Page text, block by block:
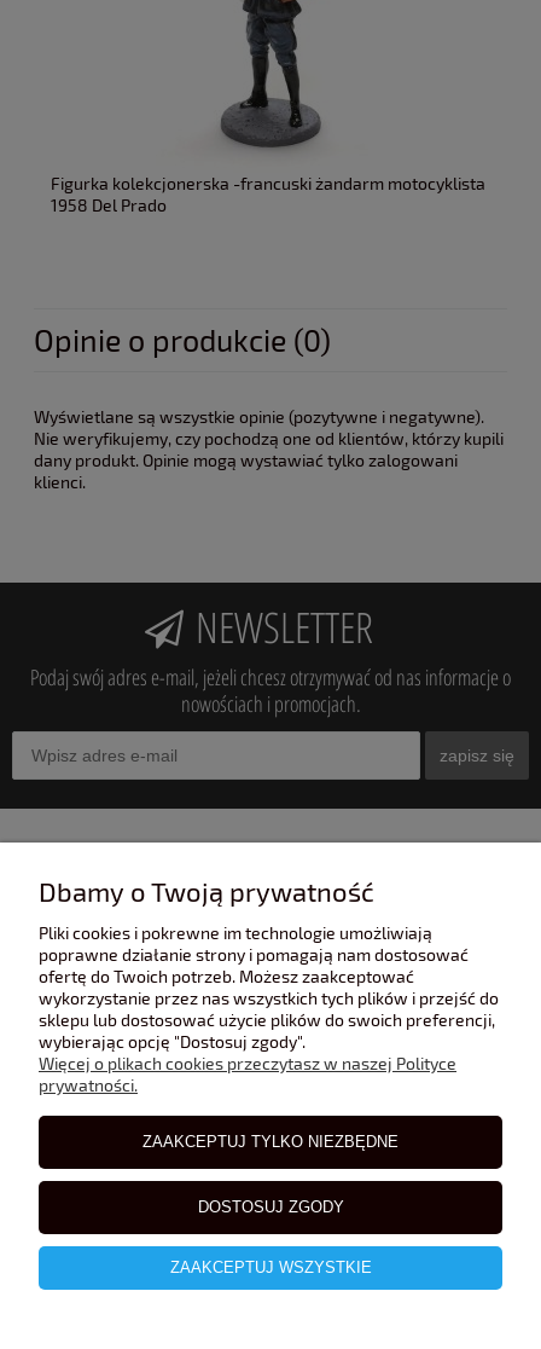
Figurka kolekcjonerska -francuski żandarm motocyklista
1958 Del Prado
Opinie o produkcie (0)
Wyświetlane są wszystkie opinie (pozytywne i negatywne).
Nie weryfikujemy, czy pochodzą one od klientów, którzy kupili
dany produkt. Opinie mogą wystawiać tylko zalogowani
klienci.
NEWSLETTER
Podaj swój adres e-mail, jeżeli chcesz otrzymywać od nas informacje o
nowościach i promocjach.
zapisz się
POMOC
POLECANE STRONY
BLOG
Dbamy o Twoją prywatność
Pliki cookies i pokrewne im technologie umożliwiają
poprawne działanie strony i pomagają nam dostosować
ofertę do Twoich potrzeb. Możesz zaakceptować
wykorzystanie przez nas wszystkich tych plików i przejść do
sklepu lub dostosować użycie plików do swoich preferencji,
wybierając opcję "Dostosuj zgody".
Więcej o plikach cookies przeczytasz w naszej Polityce
prywatności.
ZAAKCEPTUJ TYLKO NIEZBĘDNE
DOSTOSUJ ZGODY
ZAAKCEPTUJ WSZYSTKIE